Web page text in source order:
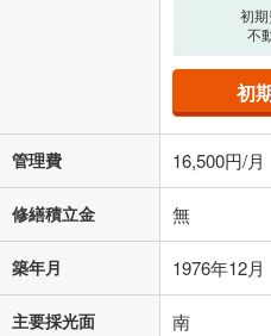
る値は、実際の金融機関等におけ
の金融機関等における貸出金利を
済方法「元利均等返済」にて算出
適用した場合の計算結果を表示して
その他月額費用や、初期費用がか
条件によってお借り入れができない
不動産会社に購
閉
初期
不
初
管理費 16,500円/月
修繕積立金 無
築年月 1976年12月
主要採光面 南